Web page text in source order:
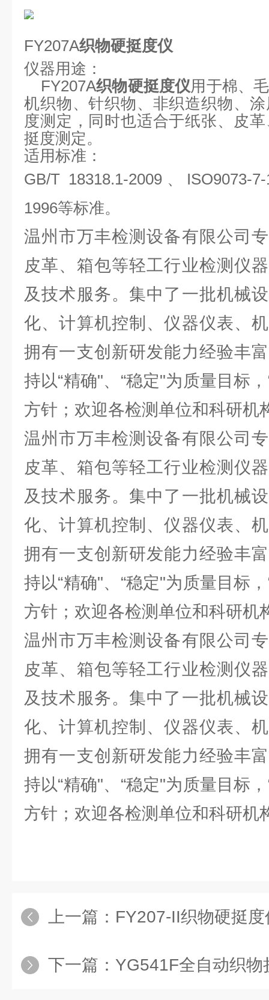
FY207A织物硬挺度仪
仪器用途：
FY207A织物硬挺度仪用于棉、
机织物、针织物、非织造织物、
度测定，同时也适合于纸张、皮
挺度测定。
适用标准：
GB/T 18318.1-2009 、 ISO9073-
1996等标准。
温州市万丰检测设备有限公司
皮革、箱包等轻工行业检测仪
及技术服务。集中了一批机械
化、计算机控制、仪器仪表、
拥有一支创新研发能力经验丰
持以“精确"、“稳定"为质量目标
方针；欢迎各检测单位和科研机
温州市万丰检测设备有限公司
皮革、箱包等轻工行业检测仪
及技术服务。集中了一批机械
化、计算机控制、仪器仪表、
拥有一支创新研发能力经验丰
持以“精确"、“稳定"为质量目标
方针；欢迎各检测单位和科研机
温州市万丰检测设备有限公司
皮革、箱包等轻工行业检测仪
及技术服务。集中了一批机械
化、计算机控制、仪器仪表、
拥有一支创新研发能力经验丰
持以“精确"、“稳定"为质量目标
方针；欢迎各检测单位和科研机
上一篇： FY207-II织物硬挺度
下一篇： YG541F全自动织物